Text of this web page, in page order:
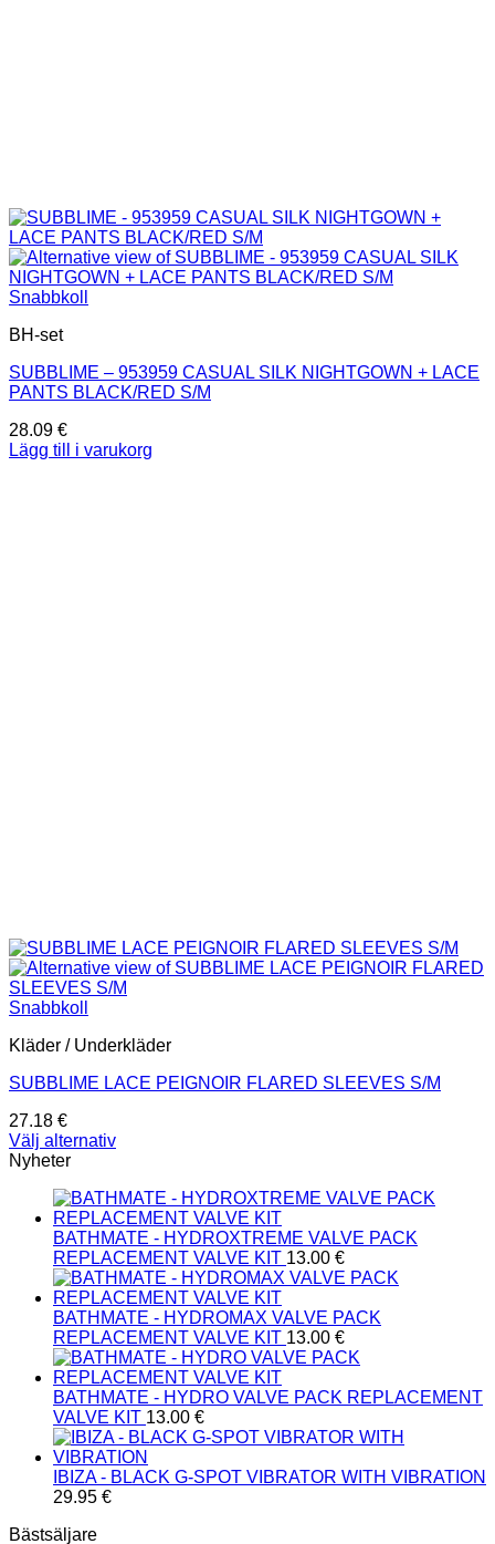
Snabbkoll
BH-set
SUBBLIME – 953959 CASUAL SILK NIGHTGOWN + LACE
PANTS BLACK/RED S/M
28.09 €
Lägg till i varukorg
Snabbkoll
Kläder / Underkläder
SUBBLIME LACE PEIGNOIR FLARED SLEEVES S/M
27.18 €
Välj alternativ
Den
produkten
varianter.
olika
alternativen
produktsidan
Nyheter
BATHMATE - HYDROXTREME VALVE PACK
REPLACEMENT VALVE KIT 13.00 €
BATHMATE - HYDROMAX VALVE PACK
REPLACEMENT VALVE KIT 13.00 €
BATHMATE - HYDRO VALVE PACK REPLACEMENT
VALVE KIT 13.00 €
IBIZA - BLACK G-SPOT VIBRATOR WITH VIBRATION
29.95 €
Bästsäljare